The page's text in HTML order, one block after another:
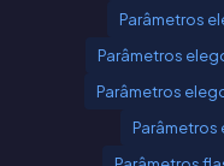
Parâmetros
Parâmetros
Parâmetros
Parâmetros